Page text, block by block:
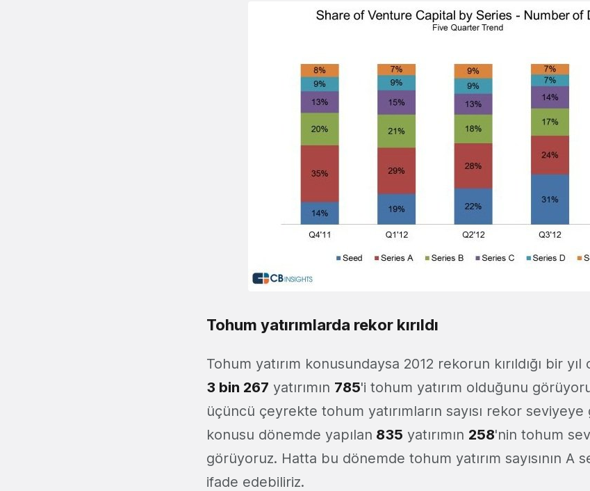
Tohum yatırımlarda rekor kırıldı
Tohum yatırım konusundaysa 2012 rekorun kırıldığı bir
3 bin 267 yatırımın 785'i tohum yatırım olduğunu
üçüncü çeyrekte tohum yatırımların sayısı rekor
konusu dönemde yapılan 835 yatırımın 258'nin tohum
görüyoruz. Hatta bu dönemde tohum yatırım sayısının A
ifade edebiliriz.